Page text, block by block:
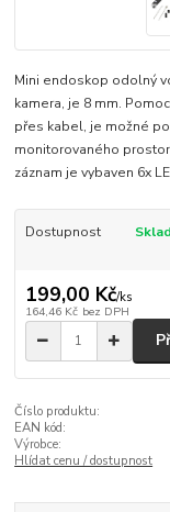
Mini endoskop odolný
kamera, je 8 mm.
přes kabel, je možné
monitorovaného
záznam je vybaven 6x
Dostupnost
199,00 Kč/ks
164,46 Kč bez DPH
Číslo produktu:
EAN kód:
Výrobce:
Hlídat cenu / dostupnost